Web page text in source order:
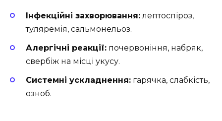
Інфекційні захворювання:лептоспіроз,
туляремія, сальмонельоз.
Алергічні реакції: почервоніння, набряк,
свербіж на місці укусу.
Системні ускладнення: гарячка, слабкість,
озноб.